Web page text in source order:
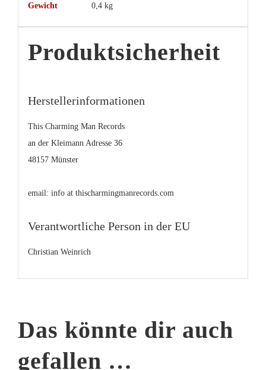
Gewicht 0,4 kg
Produktsicherheit
Herstellerinformationen
This Charming Man Records
an der Kleimann Adresse 36
48157 Münster
email: info at thischarmingmanrecords.com
Verantwortliche Person in der EU
Christian Weinrich
Das könnte dir auch
gefallen …